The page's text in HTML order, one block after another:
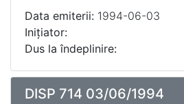
Data emiterii: 1994-06-03
Inițiator:
Dus la îndeplinire:
DISP 714 03/06/1994